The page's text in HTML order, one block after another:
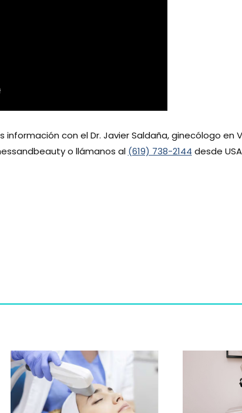
con el Dr. Javier Saldaña, ginecólogo en
o llámanos al (619) 738-2144 desde